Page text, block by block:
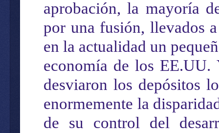
aprobación, la mayoría
por una fusión, llevados
en la actualidad un
economía de los EE.UU.
desviaron los depósitos
enormemente la
de su control del